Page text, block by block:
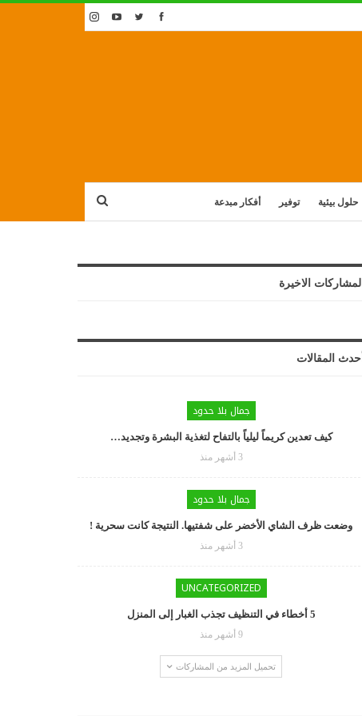
حلول بيئية توفير أفكار مبدعة
المشاركات الاخيرة
أحدث المقالات
جمال بلا حدود
كيف تعدين كريماً ليلياً بالتفاح لتغذية البشرة وتجديد…
3 أشهر منذ
جمال بلا حدود
وضعت ظرف الشاي الأخضر على شفتيها. النتيجة كانت سحرية !
3 أشهر منذ
UNCATEGORIZED
5 أخطاء في التنظيف تجذب الغبار إلى المنزل
9 أشهر منذ
تحميل المزيد من المشاركات